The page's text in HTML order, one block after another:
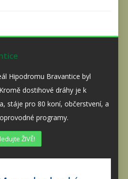
Hipodromu Bravantice byl
dostihové dráhy je k
stáje pro 80 koní, občerstvení, a
programy.
ŽIVĚ!